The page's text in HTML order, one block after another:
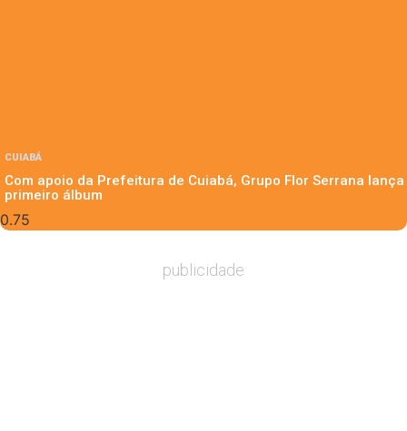
CUIABÁ
Com apoio da Prefeitura de Cuiabá, Grupo Flor Serrana lança
primeiro álbum
publicidade